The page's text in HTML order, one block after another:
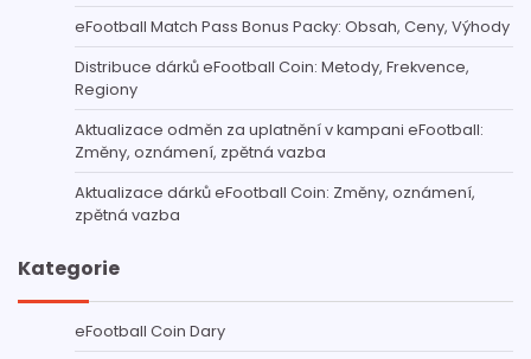
eFootball Match Pass Bonus Packy: Obsah, Ceny, Výhody
Distribuce dárků eFootball Coin: Metody, Frekvence,
Regiony
Aktualizace odměn za uplatnění v kampani eFootball:
Změny, oznámení, zpětná vazba
Aktualizace dárků eFootball Coin: Změny, oznámení,
zpětná vazba
Kategorie
eFootball Coin Dary